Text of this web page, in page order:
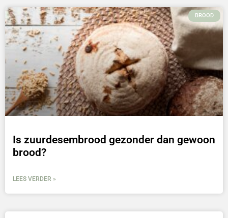
BROOD
Is zuurdesembrood gezonder dan gewoon
brood?
LEES VERDER »